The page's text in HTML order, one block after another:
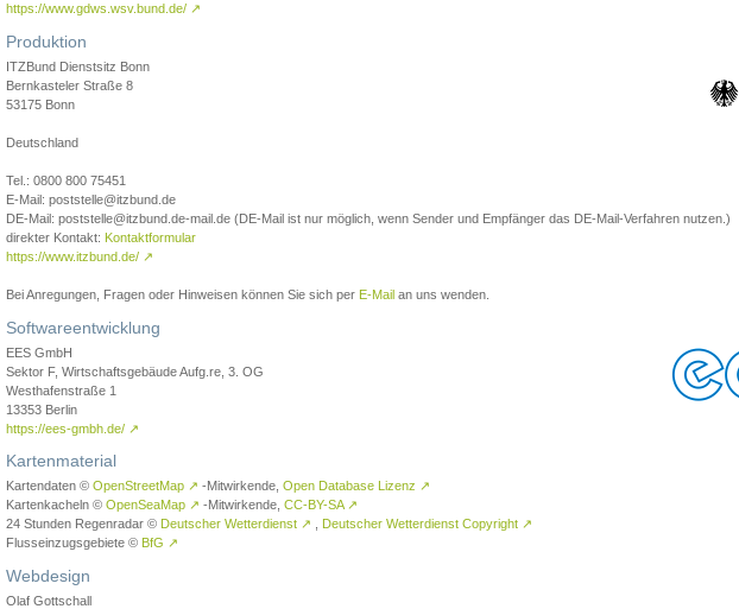
https://www.gdws.wsv.bund.de/ ↗
Produktion
ITZBund Dienstsitz Bonn
Bernkasteler Straße 8
53175 Bonn
Deutschland
Tel.: 0800 800 75451
E-Mail: poststelle@itzbund.de
DE-Mail: poststelle@itzbund.de-mail.de (DE-Mail ist nur möglich, wenn Sender und Empfänger das DE-Mail-Verfahren nutzen.)
direkter Kontakt: Kontaktformular
https://www.itzbund.de/ ↗
Bei Anregungen, Fragen oder Hinweisen können Sie sich per E-Mail an uns wenden.
Softwareentwicklung
EES GmbH
Sektor F, Wirtschaftsgebäude Aufg.re, 3. OG
Westhafenstraße 1
13353 Berlin
https://ees-gmbh.de/ ↗
Kartenmaterial
Kartendaten © OpenStreetMap ↗ -Mitwirkende, Open Database Lizenz ↗
Kartenkacheln © OpenSeaMap ↗ -Mitwirkende, CC-BY-SA ↗
24 Stunden Regenradar © Deutscher Wetterdienst ↗ Deutscher Wetterdienst Copyright ↗
Flusseinzugsgebiete © BfG ↗
Webdesign
Olaf Gottschall